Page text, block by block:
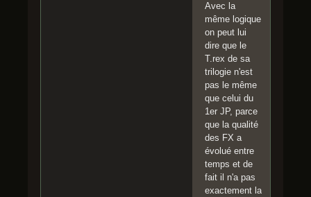
Avec la
même logique
on peut lui
dire que le
T.rex de sa
trilogie n'est
pas le même
que celui du
1er JP, parce
que la qualité
des FX a
évolué entre
temps et de
fait il n'a pas
exactement la